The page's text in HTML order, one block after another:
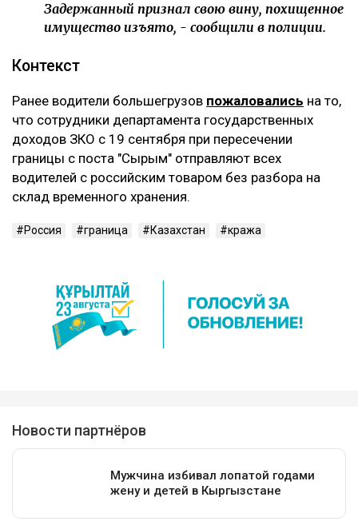
Задержанный признал свою вину, похищенное
имущество изъято, - сообщили в полиции.
‎Контекст
‎Ранее водители большегрузов пожаловались на то,
что сотрудники департамента государственных
доходов ЗКО с 19 сентября при пересечении
границы с поста "Сырым" отправляют всех
водителей с российским товаром без разбора на
склад временного хранения.
Россия граница Казахстан кража